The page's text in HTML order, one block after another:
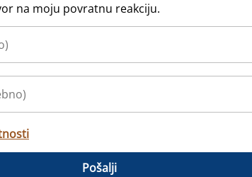
na moju povratnu reakciju.
Pošalji